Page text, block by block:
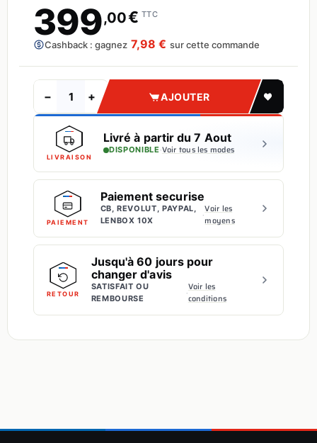
399,00€ TTC
Cashback : gagnez 7,98 € sur cette commande
− + AJOUTER
LIVRAISON
Livré à partir du 7 Aout
DISPONIBLE ·Voir tous les modes
PAIEMENT
Paiement securise
CB, REVOLUT, PAYPAL,
LENBOX 10X
·Voir les
moyens
RETOUR
Jusqu'à 60 jours pour
changer d'avis
SATISFAIT OU
REMBOURSE
·Voir les
conditions